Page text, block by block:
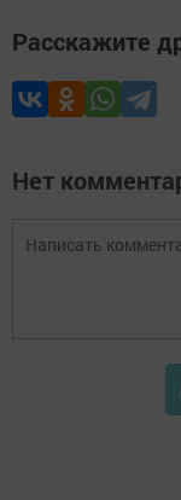
Расскажите
Нет